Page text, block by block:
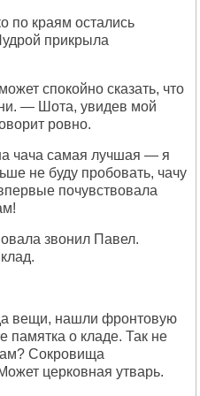
по краям остались
прикрыла
спокойно сказать, что
— Шота, увидев мой
ровно.
чача самая лучшая — я
не буду пробовать, чачу
почувствовала
звонил Павел.
вещи, нашли фронтовую
памятка о кладе. Так не
Сокровища
церковная утварь.